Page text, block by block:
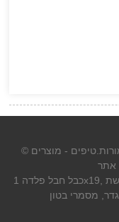
טיפים - מוצרים
אתר
כבל חבל פלדה 1x19,
, מסמרי בטון